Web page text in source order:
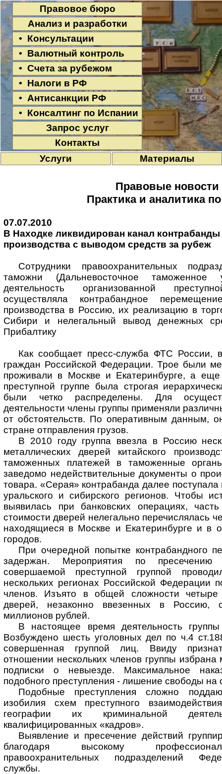
Правовое бюро
Анализ и разработки
• Консультации
• Валютный контроль
• Счета за рубежом
• Налоги в РФ
• Антисанкции РФ
• Консалтинг по Испании
Запрос услуг
Контакты
Услуги
Материалы
Правовые новости
Практика и аналитика
07.07.2010
В Находке ликвидирован канал контрабанды
производства с выводом средств за рубеж
Сотрудники правоохранительных
таможни (Дальневосточное таможенное
деятельность организованной
осуществляла контрабандное
производства в Россию, их реализацию в
Сибири и нелегальный вывод денежных
Прибалтику
Как сообщает пресс-служба ФТС России,
граждан Российской Федерации. Трое были
проживали в Москве и Екатеринбурге, а
преступной группе была строгая
были четко распределены. Для
деятельности члены группы применяли
от обстоятельств. По оперативным данным,
стране отправления грузов.
В 2010 году группа ввезла в Россию
металлических дверей китайского
таможенных платежей в таможенные
заведомо недействительные документы о
товара. «Серая» контрабанда далее поступала
уральского и сибирского регионов. Чтобы
выявилась при банковских операциях,
стоимости дверей нелегально перечислялась
находящиеся в Москве и Екатеринбурге и в
городов.
При очередной попытке контрабандного
задержан. Мероприятия по пресечению
совершаемой преступной группой
нескольких регионах Российской Федерации
членов. Изъято в общей сложности четыре
дверей, незаконно ввезенных в Россию,
миллионов рублей.
В настоящее время деятельность
Возбуждено шесть уголовных дел по ч.4
совершенная группой лиц. Ввиду
отношении нескольких членов группы
подписки о невыезде. Максимальное
подобного преступления - лишение свободы на
Подобные преступления сложно
изобилия схем преступного
географии их криминальной
квалифицированных «кадров».
Выявление и пресечение действий
благодаря высокому
правоохранительных подразделений
службы.